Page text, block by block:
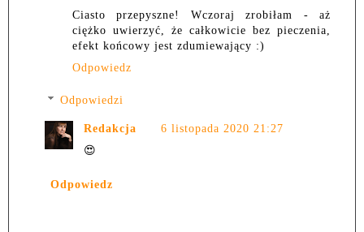
Ciasto przepyszne! Wczoraj zrobiłam - aż
ciężko uwierzyć, że całkowicie bez pieczenia,
efekt końcowy jest zdumiewający :)
Odpowiedz
Odpowiedzi
Redakcja
6 listopada 2020 21:27
😍
Odpowiedz